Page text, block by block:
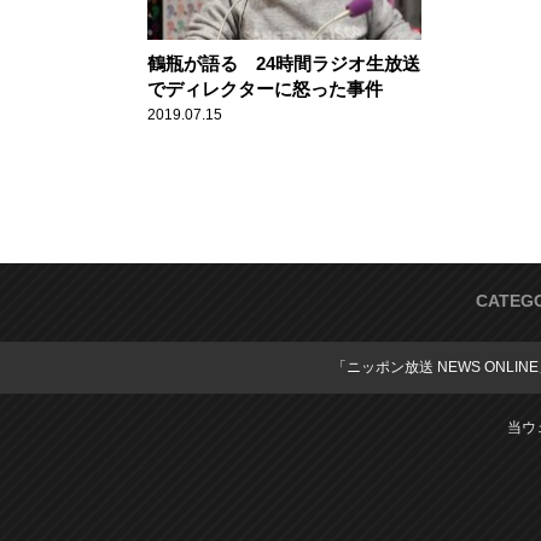
鶴瓶が語る 24時間ラジオ生放送
でディレクターに怒った事件
2019.07.15
「ニッポン放送 NEWS
当ウ